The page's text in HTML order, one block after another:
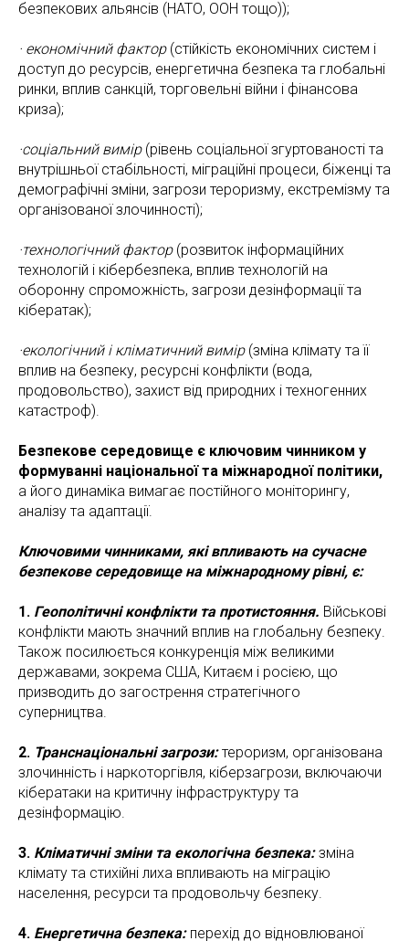
безпекових альянсів (НАТО, ООН тощо));
· економічний фактор(стійкість економічних систем і
доступ до ресурсів, енергетична безпека та глобальні
ринки, вплив санкцій, торговельні війни і фінансова
криза);
·соціальний вимір(рівень соціальної згуртованості та
внутрішньої стабільності, міграційні процеси, біженці та
демографічні зміни, загрози тероризму, екстремізму та
організованої злочинності);
·технологічний фактор(розвиток інформаційних
технологій і кібербезпека, вплив технологій на
оборонну спроможність, загрози дезінформації та
кібератак);
·екологічний і кліматичний вимір(зміна клімату та її
вплив на безпеку, ресурсні конфлікти (вода,
продовольство), захист від природних і техногенних
катастроф).
Безпекове середовище є ключовим чинником у
формуванні національної та міжнародної політики,
а його динаміка вимагає постійного моніторингу,
аналізу та адаптації.
Ключовими чинниками, які впливають на сучасне
безпекове середовище на міжнародному рівні, є:
1. Геополітичні конфлікти та протистояння. Військові
конфлікти мають значний вплив на глобальну безпеку.
Також посилюється конкуренція між великими
державами, зокрема США, Китаєм і росією, що
призводить до загострення стратегічного
суперництва.
2. Транснаціональні загрози:тероризм, організована
злочинність і наркоторгівля, кіберзагрози, включаючи
кібератаки на критичну інфраструктуру та
дезінформацію.
3. Кліматичні зміни та екологічна безпека:зміна
клімату та стихійні лиха впливають на міграцію
населення, ресурси та продовольчу безпеку.
4. Енергетична безпека: перехід до відновлюваної